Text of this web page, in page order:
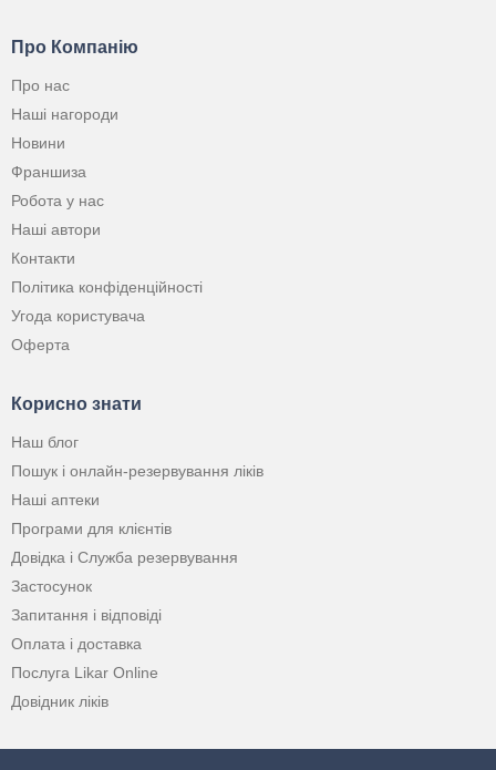
Про Компанію
Про нас
Наші нагороди
Новини
Франшиза
Робота у нас
Наші автори
Контакти
Політика конфіденційності
Угода користувача
Оферта
Корисно знати
Наш блог
Пошук і онлайн-резервування ліків
Наші аптеки
Програми для клієнтів
Довідка і Служба резервування
Застосунок
Запитання і відповіді
Оплата і доставка
Послуга Likar Online
Довідник ліків